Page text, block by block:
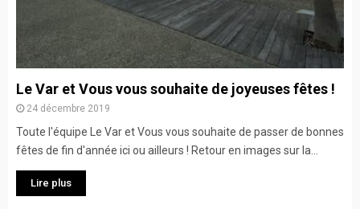
Le Var et Vous vous souhaite de joyeuses fêtes !
24 décembre 2019
Toute l'équipe Le Var et Vous vous souhaite de passer de bonnes
fêtes de fin d'année ici ou ailleurs ! Retour en images sur la...
Lire plus